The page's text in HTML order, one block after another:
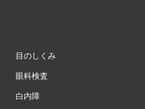
目のしくみ
眼科検査
白内障